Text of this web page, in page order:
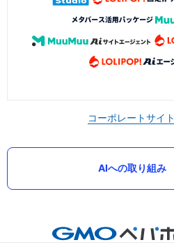
コーポレートサイト
AIへの取り組み